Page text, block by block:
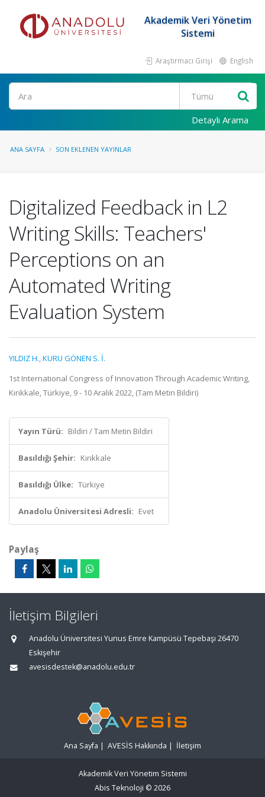
Akademik Veri Yönetim
Sistemi
Araştırmacı Girişi English
Ara
Detaylı Arama
ANA SAYFA SON EKLENEN YAYINLAR
Digitalized Feedback in L2
Writing Skills: Teachers'
Perceptions on an
Automated Writing
Evaluation System
YILDIZ H.,KURU GÖNEN S. İ.
1st International Congress of Innovation Through Academic Writing,
Kırıkkale, Türkiye, 9 - 10 Aralık 2022, (Tam Metin Bildiri)
Yayın Türü: Bildiri / Tam Metin Bildiri
Basıldığı Şehir: Kırıkkale
Basıldığı Ülke: Türkiye
Anadolu Üniversitesi Adresli: Evet
Paylaş
İletişim Bilgileri
Anadolu Üniversitesi Yunus Emre Kampüsü Tepebaşı 26470
Eskişehir
avesisdestek@anadolu.edu.tr
Ana Sayfa | AVESİS Hakkında | İletişim
Akademik Veri Yönetim Sistemi
Abis Teknoloji © 2026